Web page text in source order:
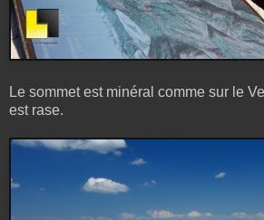
Le sommet est minéral comme sur le
est rase.